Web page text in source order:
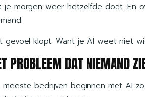
je morgen weer hetzelfde doet. En
gevoel klopt. Want je AI weet niet
PROBLEEM DAT NIEMAND
meeste bedrijven beginnen met AI